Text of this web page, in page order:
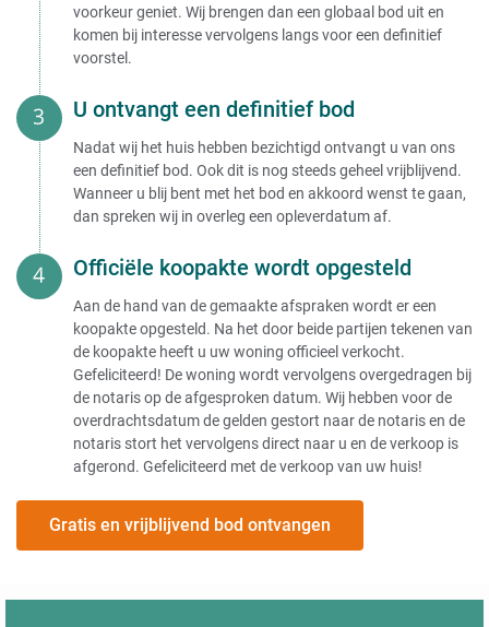
voorkeur geniet. Wij brengen dan een globaal bod uit en
komen bij interesse vervolgens langs voor een definitief
voorstel.
U ontvangt een definitief bod
Nadat wij het huis hebben bezichtigd ontvangt u van ons
een definitief bod. Ook dit is nog steeds geheel vrijblijvend.
Wanneer u blij bent met het bod en akkoord wenst te gaan,
dan spreken wij in overleg een opleverdatum af.
Officiële koopakte wordt opgesteld
Aan de hand van de gemaakte afspraken wordt er een
koopakte opgesteld. Na het door beide partijen tekenen van
de koopakte heeft u uw woning officieel verkocht.
Gefeliciteerd! De woning wordt vervolgens overgedragen bij
de notaris op de afgesproken datum. Wij hebben voor de
overdrachtsdatum de gelden gestort naar de notaris en de
notaris stort het vervolgens direct naar u en de verkoop is
afgerond. Gefeliciteerd met de verkoop van uw huis!
Gratis en vrijblijvend bod ontvangen